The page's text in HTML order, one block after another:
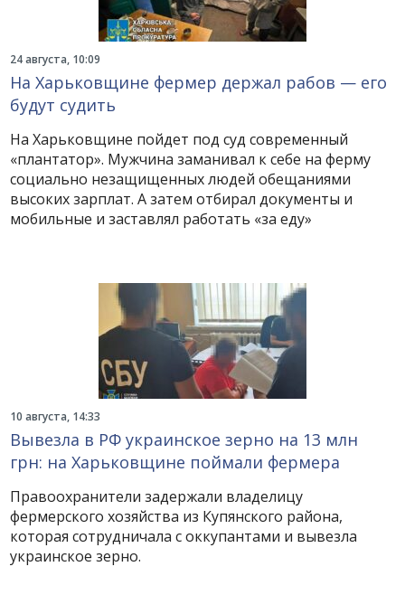
24 августа, 10:09
На Харьковщине фермер держал рабов — его
будут судить
На Харьковщине пойдет под суд современный
«плантатор». Мужчина заманивал к себе на ферму
социально незащищенных людей обещаниями
высоких зарплат. А затем отбирал документы и
мобильные и заставлял работать «за еду»
10 августа, 14:33
Вывезла в РФ украинское зерно на 13 млн
грн: на Харьковщине поймали фермера
Правоохранители задержали владелицу
фермерского хозяйства из Купянского района,
которая сотрудничала с оккупантами и вывезла
украинское зерно.